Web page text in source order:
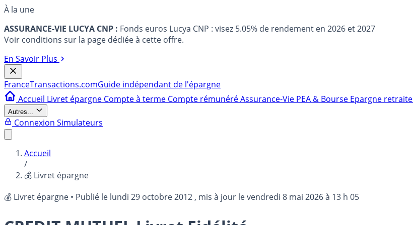
À la une
ASSURANCE-VIE LUCYA CNP : Fonds euros Lucya CNP : visez 5.05% de rendement en 2026 et 2027
Voir conditions sur la page dédiée à cette offre.
En Savoir Plus
FranceTransactions.comGuide indépendant de l'épargne
Accueil Livret épargne Compte à terme Compte rémunéréAssurance-Vie PEA & Bourse Epargne retraite
Autres...
Connexion Simulateurs
Accueil
/
💰 Livret épargne
💰 Livret épargne • Publié le lundi 29 octobre 2012 , mis à jour levendredi 8 mai 2026 à 13 h 05